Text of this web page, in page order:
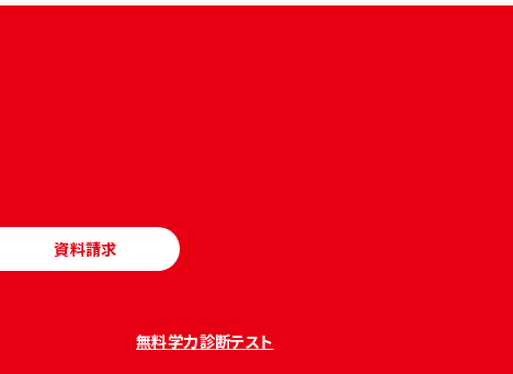
資料請求
無料学力診断テスト